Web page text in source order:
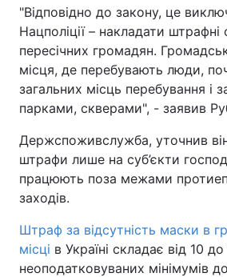
"Відповідно до закону, це
Нацполіції – накладати штрафні
пересічних громадян.
місця, де перебувають люди,
загальних місць перебування і
парками, скверами", - заявив
Держспоживслужба, уточнив
штрафи лише на суб’єкти
працюють поза межами
заходів.
Штраф за відсутність маски в
місці в Україні складає від 10 до
неоподатковуваних мінімумів